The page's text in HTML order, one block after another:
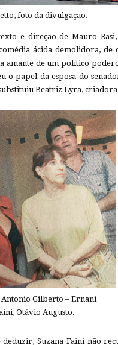
foto da divulgação.
e direção de Mauro
ácida demolidora,
amante de um político
o papel da esposa do
Beatriz Lyra,
Gilberto – Ernani
Otávio Augusto.
Suzana Faini não